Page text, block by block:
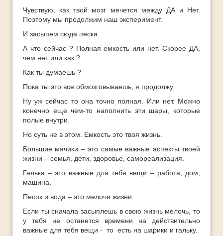
Чувствую, как твой мозг мечется между ДА и Нет.
Поэтому мы продолжим наш эксперимент.
И засыпем сюда песка.
А что сейчас ? Полная емкость или нет. Скорее ДА,
чем нет или как ?
Как ты думаешь ?
Пока ты это все обмозговываешь, я продолжу.
Ну уж сейчас то она точно полная. Или нет. Можно
конечно еще чем-то наполнить эти шары, которые
полые внутри.
Но суть не в этом. Емкость это твоя жизнь.
Большие мячики – это самые важные аспекты твоей
жизни – семья, дети, здоровье, самореализация.
Галька – это важные для тебя вещи – работа, дом,
машина.
Песок и вода – это мелочи жизни.
Если ты сначала засыплешь в свою жизнь мелочь, то
у тебя не останется времени на действительно
важные для тебя вещи - то есть на шарики и гальку.